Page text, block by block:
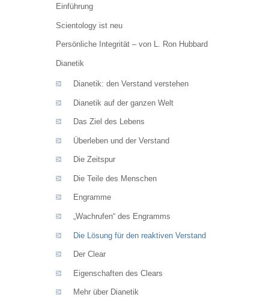
Einführung
Scientology ist neu
Persönliche Integrität – von L. Ron Hubbard
Dianetik
Dianetik: den Verstand verstehen
Dianetik auf der ganzen Welt
Das Ziel des Lebens
Überleben und der Verstand
Die Zeitspur
Die Teile des Menschen
Engramme
„Wachrufen“ des Engramms
Die Lösung für den reaktiven Verstand
Der Clear
Eigenschaften des Clears
Mehr über Dianetik